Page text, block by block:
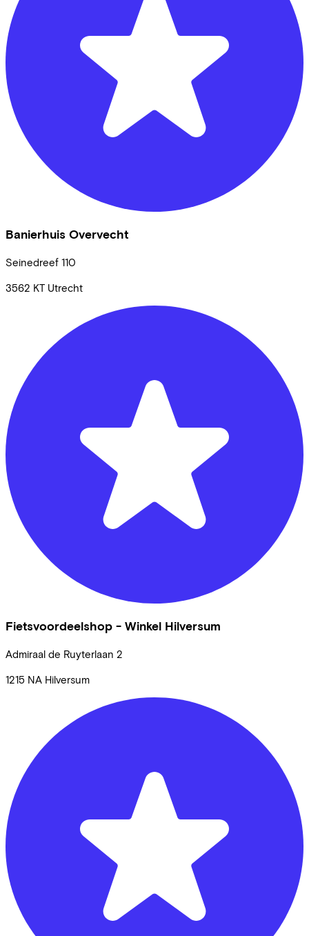
Banierhuis Overvecht
Seinedreef 110
3562 KT Utrecht
Fietsvoordeelshop - Winkel Hilversum
Admiraal de Ruyterlaan 2
1215 NA Hilversum